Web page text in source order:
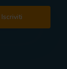
Iscriviti